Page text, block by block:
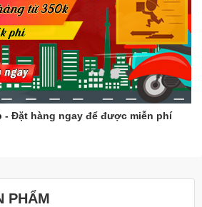
Đặt hàng ngay để được miễn phí
PHẨM